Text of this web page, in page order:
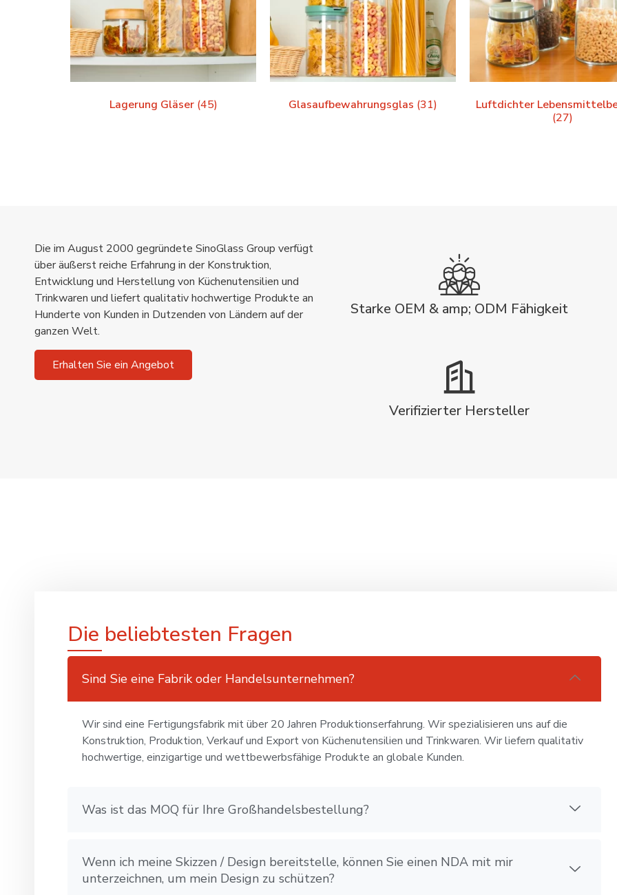
Lagerung Gläser (45) Glasaufbewahrungsglas (31)
Luftdichter
(27)
Die im August 2000 gegründete SinoGlass Group verfügt
über äußerst reiche Erfahrung in der Konstruktion,
Entwicklung und Herstellung von Küchenutensilien und
Trinkwaren und liefert qualitativ hochwertige Produkte an
Hunderte von Kunden in Dutzenden von Ländern auf der
ganzen Welt.
Erhalten Sie ein Angebot
Starke OEM & amp; ODM Fähigkeit
Verifizierter Hersteller
Die beliebtesten Fragen
Sind Sie eine Fabrik oder Handelsunternehmen?
Wir sind eine Fertigungsfabrik mit über 20 Jahren Produktionserfahrung. Wir spezialisieren uns auf die
Konstruktion, Produktion, Verkauf und Export von Küchenutensilien und Trinkwaren. Wir liefern qualitativ
hochwertige, einzigartige und wettbewerbsfähige Produkte an globale Kunden.
Was ist das MOQ für Ihre Großhandelsbestellung?
Wenn ich meine Skizzen / Design bereitstelle, können Sie einen NDA mit mir
unterzeichnen, um mein Design zu schützen?